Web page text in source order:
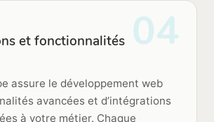
04
et fonctionnalités
assure le développement web
avancées et d’intégrations
à votre métier. Chaque